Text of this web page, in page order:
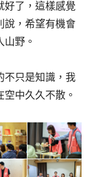
好了，這樣感覺
說，希望有機會
野。
不只是知識，我
中久久不散。